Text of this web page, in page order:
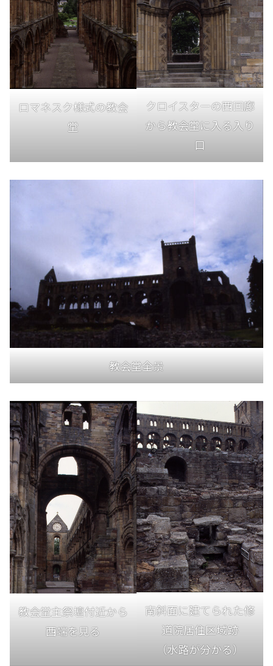
ロマネスク様式の教会
堂
クロイスターの西回廊
から教会堂に入る入り
口
教会堂全景
教会堂主祭壇付近から
西端を見る
南斜面に建てられた修
道院居住区域跡
（水路が分かる）